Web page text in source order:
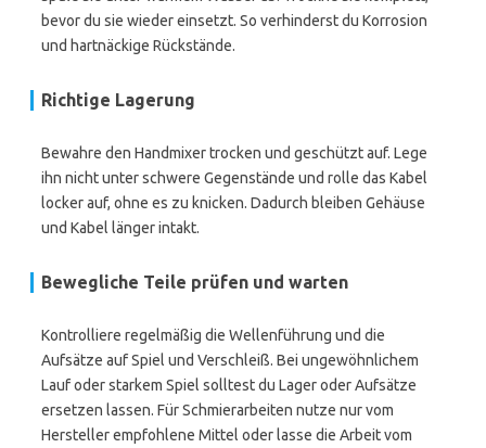
bevor du sie wieder einsetzt. So verhinderst du Korrosion
und hartnäckige Rückstände.
Richtige Lagerung
Bewahre den Handmixer trocken und geschützt auf. Lege
ihn nicht unter schwere Gegenstände und rolle das Kabel
locker auf, ohne es zu knicken. Dadurch bleiben Gehäuse
und Kabel länger intakt.
Bewegliche Teile prüfen und warten
Kontrolliere regelmäßig die Wellenführung und die
Aufsätze auf Spiel und Verschleiß. Bei ungewöhnlichem
Lauf oder starkem Spiel solltest du Lager oder Aufsätze
ersetzen lassen. Für Schmierarbeiten nutze nur vom
Hersteller empfohlene Mittel oder lasse die Arbeit vom